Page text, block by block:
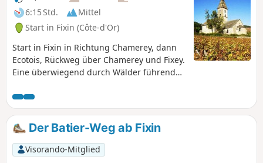
6:15 Std.
Mittel
Start in Fixin (Côte-d'Or)
Start in Fixin in Richtung Chamerey, dann
Ecotois, Rückweg über Chamerey und Fixey.
Eine überwiegend durch Wälder führende
Der Batier-Weg ab Fixin
Visorando-Mitglied